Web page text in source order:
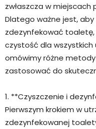
zwłaszcza w miejscach
Dlatego ważne jest, aby
zdezynfekować
czystość dla wszystkich
omówimy różne
zastosować do
1. **Czyszczenie i
Pierwszym krokiem w
zdezynfekowanej